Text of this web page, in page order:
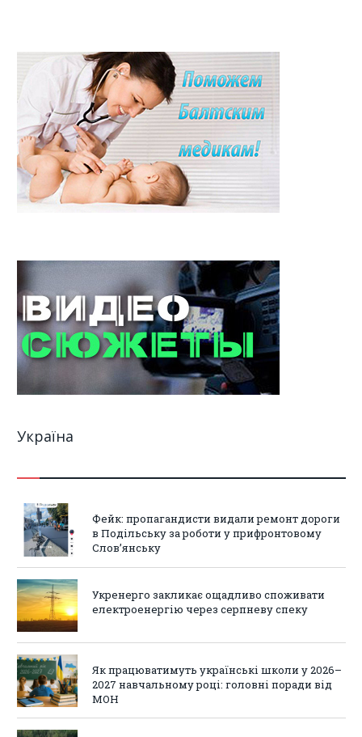
Україна
Фейк: пропагандисти видали ремонт дороги
в Подільську за роботи у прифронтовому
Слов’янську
Укренерго закликає ощадливо споживати
електроенергію через серпневу спеку
Як працюватимуть українські школи у 2026–
2027 навчальному році: головні поради від
МОН